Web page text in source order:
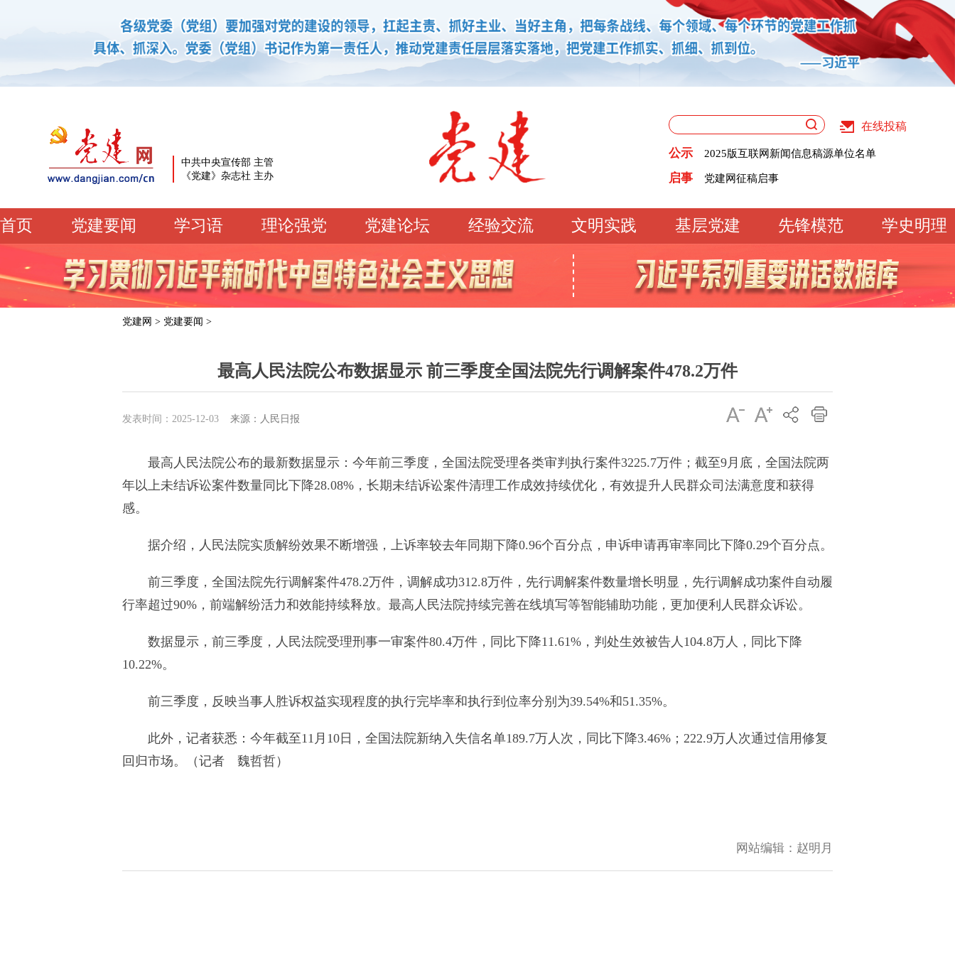
中共中央宣传部 主管
《党建》杂志社 主办
在线投稿
公示
关于版权和用稿问题的声明
2025版互联网新闻信息稿源单位名单
关于版权和用稿问题的声明
启事
《党建》杂志征稿启事
党建网征稿启事
党建网征稿启事
首页 党建要闻 学习语 理论强党 党建论坛 经验交流 文明实践 基层党建 先锋模范
学史明理
学习语 党建网微平台 学习园地 理论强党 党建论坛 工作动态 经验交流 文明实践
机关党建
校园党建 企业党建 先锋模范 学史明理 经典常读 文化大观 专题库
党建网 > 党建要闻 >
最高人民法院公布数据显示 前三季度全国法院先行调解案件478.2万件
发表时间：2025-12-03 来源：人民日报
最高人民法院公布的最新数据显示：今年前三季度，全国法院受理各类审判执行案件3225.7万件；截至9月底，全国法院两
年以上未结诉讼案件数量同比下降28.08%，长期未结诉讼案件清理工作成效持续优化，有效提升人民群众司法满意度和获得
感。
据介绍，人民法院实质解纷效果不断增强，上诉率较去年同期下降0.96个百分点，申诉申请再审率同比下降0.29个百分点。
前三季度，全国法院先行调解案件478.2万件，调解成功312.8万件，先行调解案件数量增长明显，先行调解成功案件自动履
行率超过90%，前端解纷活力和效能持续释放。最高人民法院持续完善在线填写等智能辅助功能，更加便利人民群众诉讼。
数据显示，前三季度，人民法院受理刑事一审案件80.4万件，同比下降11.61%，判处生效被告人104.8万人，同比下降
10.22%。
前三季度，反映当事人胜诉权益实现程度的执行完毕率和执行到位率分别为39.54%和51.35%。
此外，记者获悉：今年截至11月10日，全国法院新纳入失信名单189.7万人次，同比下降3.46%；222.9万人次通过信用修复
回归市场。（记者 魏哲哲）
网站编辑： 赵明月